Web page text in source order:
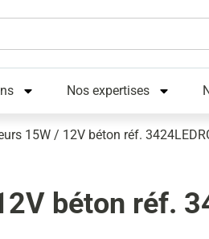
Nos expertises
15W / 12V béton réf.
béton réf.